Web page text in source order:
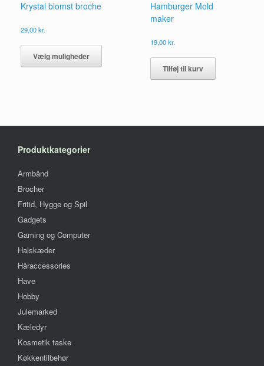
Krystal blomst broche
29,00kr.
Vælg muligheder
har
Hamburger Mold
maker
19,00kr.
Tilføj til kurv
Produktkategorier
Armbånd
Brocher
Fritid, Hygge og Spil
Gadgets
Gaming og Computer
Halskæder
Håraccessories
Have
Hobby
Julemarked
Kæledyr
Kosmetik taske
Køkkentilbehør